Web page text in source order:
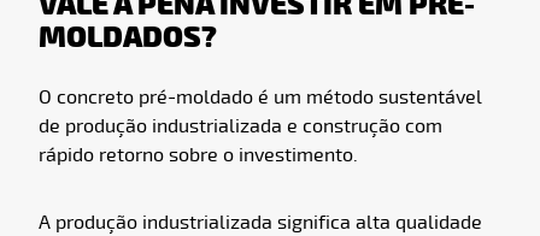
MOLDADOS?
O concreto pré-moldado é um método sustentável
de produção industrializada e construção com
rápido retorno sobre o investimento.
A produção industrializada significa alta qualidade